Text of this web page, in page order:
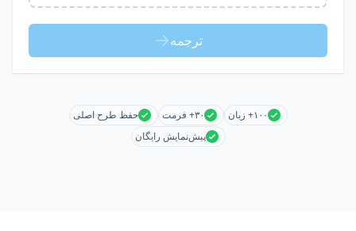
ترجمه
۱۰۰+ زبان ۳۰+ فرمت
حفظ طرح اصلی
پیش‌نمایش رایگان